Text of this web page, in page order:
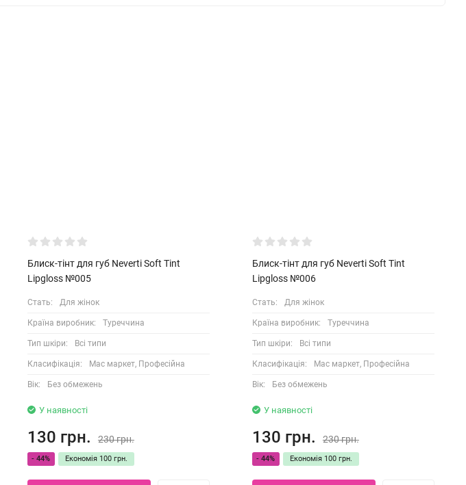
Блиск-тінт для губ Neverti Soft Tint
Lipgloss №005
Стать: Для жінок
Країна виробник: Туреччина
Тип шкіри: Всі типи
Класифікація: Мас маркет, Професійна
Вік: Без обмежень
У наявності
130 грн. 230 грн.
- 44% Економія 100 грн.
Блиск-тінт для губ Neverti Soft Tint
Lipgloss №006
Стать: Для жінок
Країна виробник: Туреччина
Тип шкіри: Всі типи
Класифікація: Мас маркет, Професійна
Вік: Без обмежень
У наявності
130 грн. 230 грн.
- 44% Економія 100 грн.